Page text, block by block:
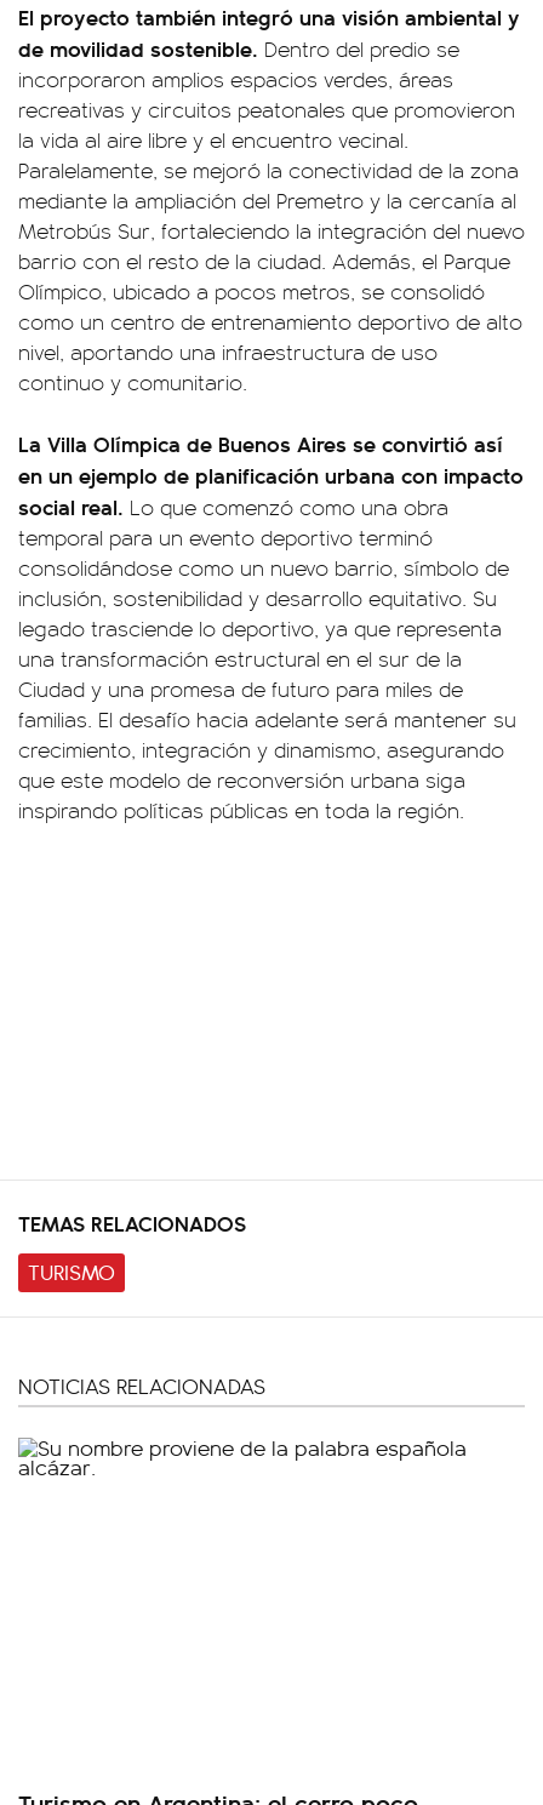
El proyecto también integró una visión ambiental y
de movilidad sostenible. Dentro del predio se
incorporaron amplios espacios verdes, áreas
recreativas y circuitos peatonales que promovieron
la vida al aire libre y el encuentro vecinal.
Paralelamente, se mejoró la conectividad de la zona
mediante la ampliación del Premetro y la cercanía al
Metrobús Sur, fortaleciendo la integración del nuevo
barrio con el resto de la ciudad. Además, el Parque
Olímpico, ubicado a pocos metros, se consolidó
como un centro de entrenamiento deportivo de alto
nivel, aportando una infraestructura de uso
continuo y comunitario.
La Villa Olímpica de Buenos Aires se convirtió así
en un ejemplo de planificación urbana con impacto
social real. Lo que comenzó como una obra
temporal para un evento deportivo terminó
consolidándose como un nuevo barrio, símbolo de
inclusión, sostenibilidad y desarrollo equitativo. Su
legado trasciende lo deportivo, ya que representa
una transformación estructural en el sur de la
Ciudad y una promesa de futuro para miles de
familias. El desafío hacia adelante será mantener su
crecimiento, integración y dinamismo, asegurando
que este modelo de reconversión urbana siga
inspirando políticas públicas en toda la región.
TEMAS RELACIONADOS
TURISMO
NOTICIAS RELACIONADAS